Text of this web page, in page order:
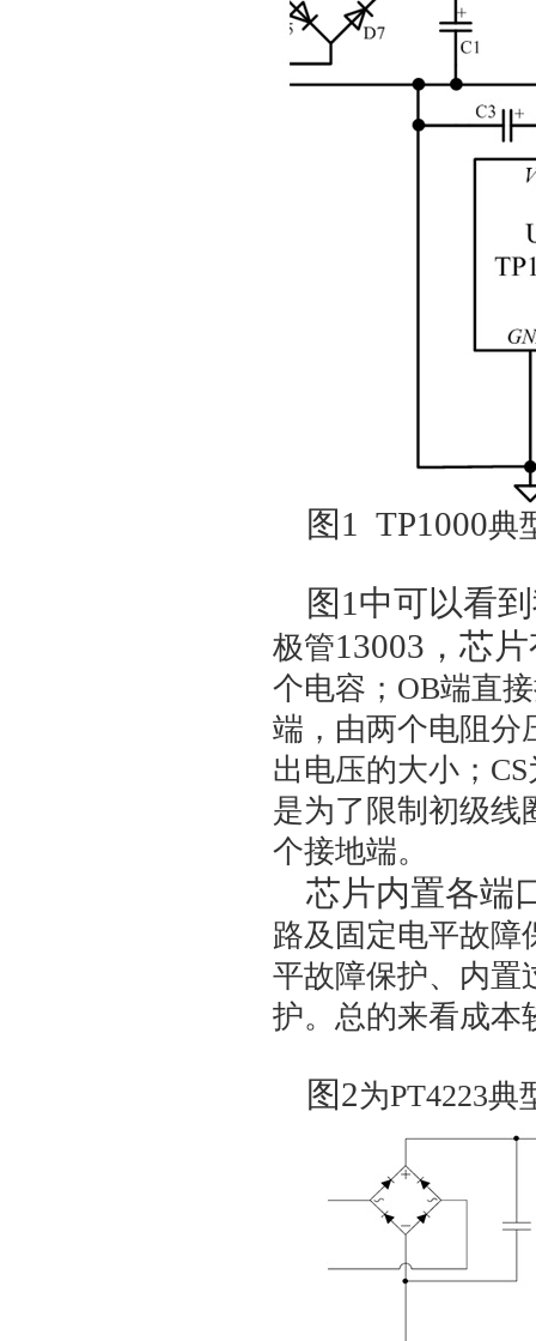
图1 TP1000典
图 1 中可以看
极管13003 ，芯
个电容； OB端直
端，由两个电阻分
出电压的大小； CS
是为了限制初级线
个接地端。
芯片内置各端
路及固定电平故障
平故障保护、内置
护。总的来看成本
图2为PT4223典